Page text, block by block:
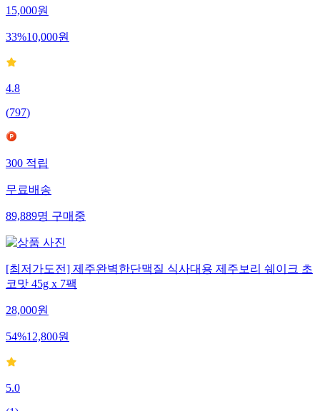
15,000원
33%10,000원
4.8
(797)
300적립
무료배송
89,889명구매중
[최저가도전] 제주완벽한단맥질 식사대용 제주보리 쉐이크 초
코맛 45g x 7팩
28,000원
54%12,800원
5.0